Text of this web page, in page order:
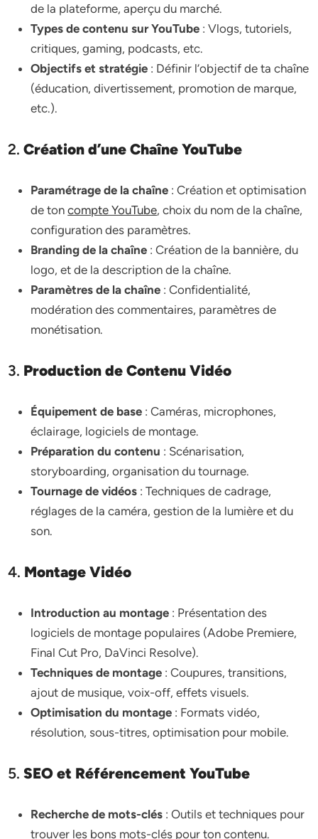
de la plateforme, aperçu du marché.
Types de contenu sur YouTube : Vlogs, tutoriels,
critiques, gaming, podcasts, etc.
Objectifs et stratégie : Définir l’objectif de ta chaîne
(éducation, divertissement, promotion de marque,
etc.).
2.Création d’une Chaîne YouTube
Paramétrage de la chaîne : Création et optimisation
de toncompte YouTube, choix du nom de la chaîne,
configuration des paramètres.
Branding de la chaîne : Création de la bannière, du
logo, et de la description de la chaîne.
Paramètres de la chaîne : Confidentialité,
modération des commentaires, paramètres de
monétisation.
3. Production de Contenu Vidéo
Équipement de base : Caméras, microphones,
éclairage, logiciels de montage.
Préparation du contenu : Scénarisation,
storyboarding, organisation du tournage.
Tournage de vidéos : Techniques de cadrage,
réglages de la caméra, gestion de la lumière et du
son.
4. Montage Vidéo
Introduction au montage : Présentation des
logiciels de montage populaires (Adobe Premiere,
Final Cut Pro, DaVinci Resolve).
Techniques de montage : Coupures, transitions,
ajout de musique, voix-off, effets visuels.
Optimisation du montage : Formats vidéo,
résolution, sous-titres, optimisation pour mobile.
5.SEO et Référencement YouTube
Recherche de mots-clés : Outils et techniques pour
trouver les bons mots-clés pour ton contenu.